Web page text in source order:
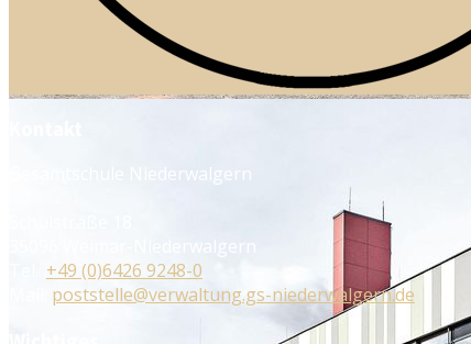
Gesamtschule Niederwalgern
35096 Weimar-Niederwalgern
+49 (0)6426 9248-0
poststelle@verwaltung.gs-niederwalgern.de